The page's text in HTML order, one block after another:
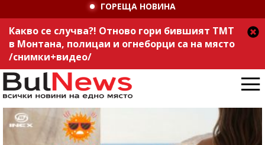
ГОРЕЩА НОВИНА
Какво се случва?! Отново гори бившият ТМТ
в Монтана, полицаи и огнеборци са на място
/снимки+видео/